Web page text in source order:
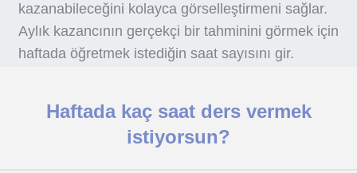
kazanabileceğini kolayca görselleştirmeni sağlar.
Aylık kazancının gerçekçi bir tahminini görmek için
haftada öğretmek istediğin saat sayısını gir.
Haftada kaç saat ders vermek
istiyorsun?